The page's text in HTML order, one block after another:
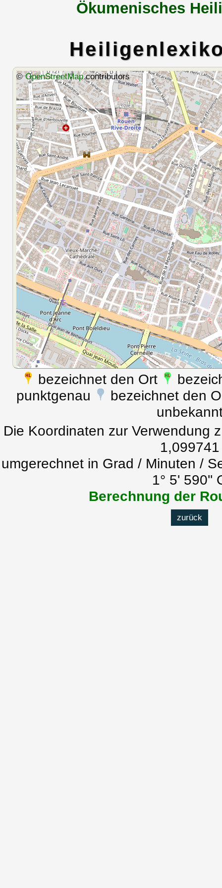
Ökumenisches
©OpenStreetMapcontributors
bezeichnet den Ort
punktgenau
bezeichnet den
Die Koordinaten zur Verwendung
1,099741
umgerechnet in Grad / Minuten /
1° 5' 590''
Berechnung der